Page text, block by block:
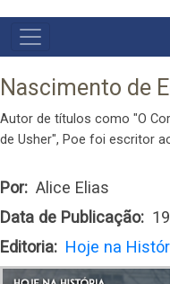
NAVEGADOR
PRINCIPAL
Nascimento de
Autor de títulos como "O
de Usher", Poe foi escritor
Por
Alice Elias
Data de Publicação
Editoria
Hoje na